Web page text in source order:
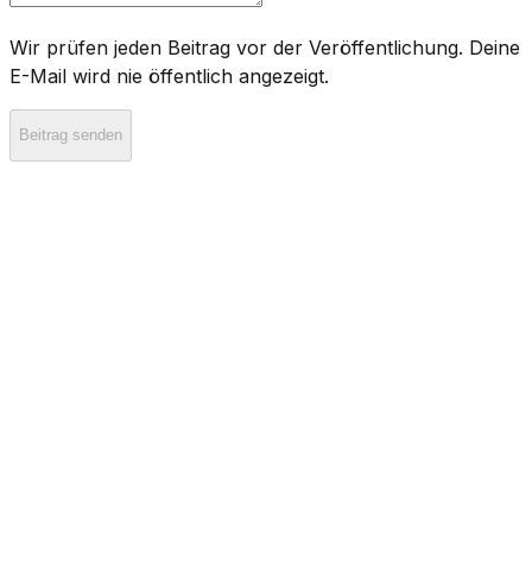
Wir prüfen jeden Beitrag vor der Veröffentlichung. Deine
E-Mail wird nie öffentlich angezeigt.
Beitrag senden